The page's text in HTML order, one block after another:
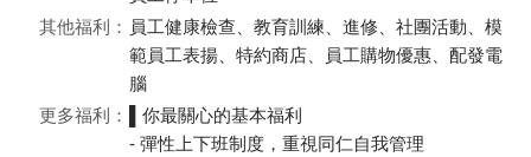
其他福利： 員工健康檢查、教育訓練、進修、社團活動、模
範員工表揚、特約商店、員工購物優惠、配發電
腦
更多福利：
▌你最關心的基本福利
- 彈性上下班制度，重視同仁自我管理